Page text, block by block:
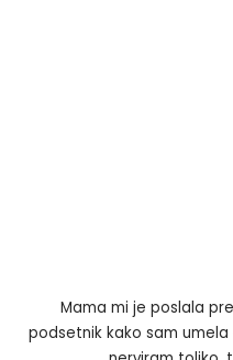
Mama mi je poslala
podsetnik kako sam